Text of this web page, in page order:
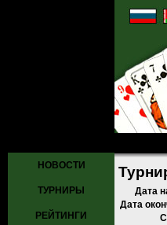
НОВОСТИ
ТУРНИРЫ
РЕЙТИНГИ
Дата
Дата